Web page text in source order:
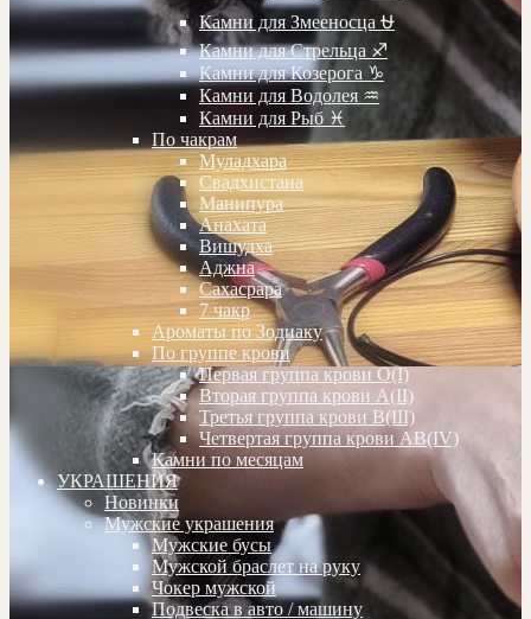
Камни для Змееносца ⛎
Камни для Стрельца ♐️
Камни для Козерога ♑️
Камни для Водолея ♒️
Камни для Рыб ♓️
По чакрам
Муладхара
Свадхистана
Манипура
Анахата
Вишудха
Аджна
Сахасрара
7 чакр
Ароматы по Зодиаку
По группе крови
Первая группа крови О(I)
Вторая группа крови А(II)
Третья группа крови В(III)
Четвертая группа крови АВ(IV)
Камни по месяцам
УКРАШЕНИЯ
Новинки
Мужские украшения
Мужские бусы
Мужской браслет на руку
Чокер мужской
Подвеска в авто / машину